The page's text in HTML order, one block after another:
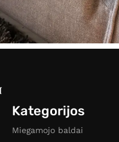
Teirautis
Kategorijos
Miegamojo baldai